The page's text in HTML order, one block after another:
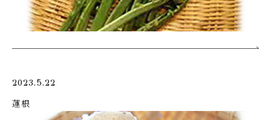
2023.5.22
蓮根